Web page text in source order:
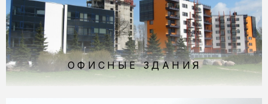
ОФИСНЫЕ ЗДАНИЯ